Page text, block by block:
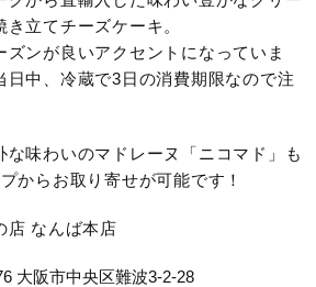
立てチーズケーキ。
ズンが良いアクセントになっていま
日中、冷蔵で3日の消費期限なので注
な味わいのマドレーヌ「ニコマド」も
からお取り寄せが可能です！
なんば本店
大阪市中央区難波3-2-28